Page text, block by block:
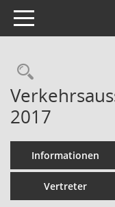
Toggle navigation
2017
Informationen
Vertreter